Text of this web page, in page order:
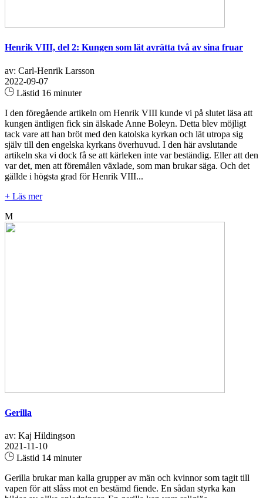
Henrik VIII, del 2: Kungen som lät avrätta två av sina fruar
av: Carl-Henrik Larsson
2022-09-07
Lästid 16 minuter
I den föregående artikeln om Henrik VIII kunde vi på slutet läsa att
kungen äntligen fick sin älskade Anne Boleyn. Detta blev möjligt
tack vare att han bröt med den katolska kyrkan och lät utropa sig
själv till den engelska kyrkans överhuvud. I den här avslutande
artikeln ska vi dock få se att kärleken inte var beständig. Eller att den
var det, men att föremålen växlade, som man brukar säga. Och det
gällde i högsta grad för Henrik VIII...
+ Läs mer
M
Gerilla
av: Kaj Hildingson
2021-11-10
Lästid 14 minuter
Gerilla brukar man kalla grupper av män och kvinnor som tagit till
vapen för att slåss mot en bestämd fiende. En sådan styrka kan